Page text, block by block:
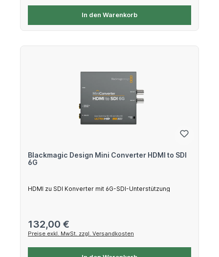
In den Warenkorb
Blackmagic Design Mini Converter HDMI to SDI
6G
HDMI zu SDI Konverter mit 6G-SDI-Unterstützung
Regulärer Preis:
132,00 €
Preise exkl. MwSt. zzgl. Versandkosten